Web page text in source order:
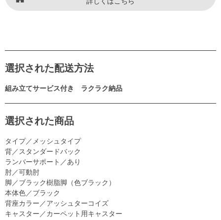
選択された配送方法
組み立てサービス付き ラクラク納品
選択された商品
タイプ／メッシュタイプ
背／スタンダードバック
ランバーサポート／あり
肘／可動肘
脚／ブラック樹脂脚（色ブラック）
本体色／ブラック
背座カラー／アッシュターコイズ
キャスター／カーペット用キャスター